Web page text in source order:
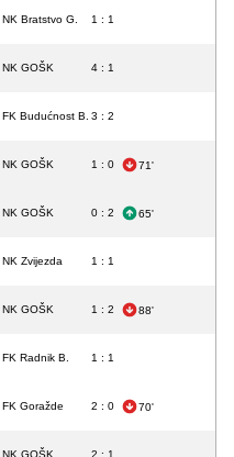
NK Bratstvo G. 1 : 1
NK GOŠK 4 : 1
FK Budućnost B. 3 : 2
NK GOŠK 1 : 0 71'
NK GOŠK 0 : 2 65'
NK Zvijezda 1 : 1
NK GOŠK 1 : 2 88'
FK Radnik B. 1 : 1
FK Goražde 2 : 0 70'
NK GOŠK 2 : 1